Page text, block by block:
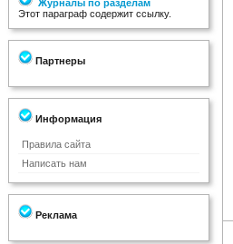
Журналы по разделам
Этот параграф содержит ссылку.
Партнеры
Информация
Правила сайта
Написать нам
Реклама